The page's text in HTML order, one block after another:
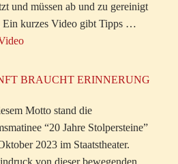
und müssen ab und zu gereinigt
Ein kurzes Video gibt Tipps …
BRAUCHT ERINNERUNG
Motto stand die
“20 Jahre Stolpersteine”
2023 im Staatstheater.
von dieser bewegenden